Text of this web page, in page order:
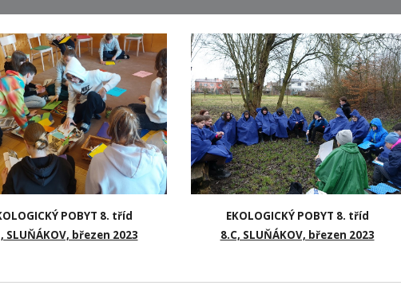
POBYT 8. tříd
SLUŇÁKOV, březen 2023
EKOLOGICKÝ POBYT 8. tříd
8.C, SLUŇÁKOV, březen 2023